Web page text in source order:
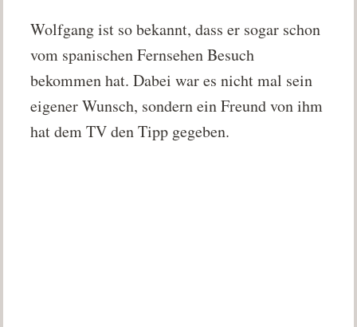
Wolfgang ist so bekannt, dass er sogar schon
vom spanischen Fernsehen Besuch
bekommen hat. Dabei war es nicht mal sein
eigener Wunsch, sondern ein Freund von ihm
hat dem TV den Tipp gegeben.